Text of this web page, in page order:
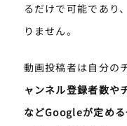
るだけで可能であり
りません。
動画投稿者は自分の
ャンネル登録者数や
などGoogleが定め